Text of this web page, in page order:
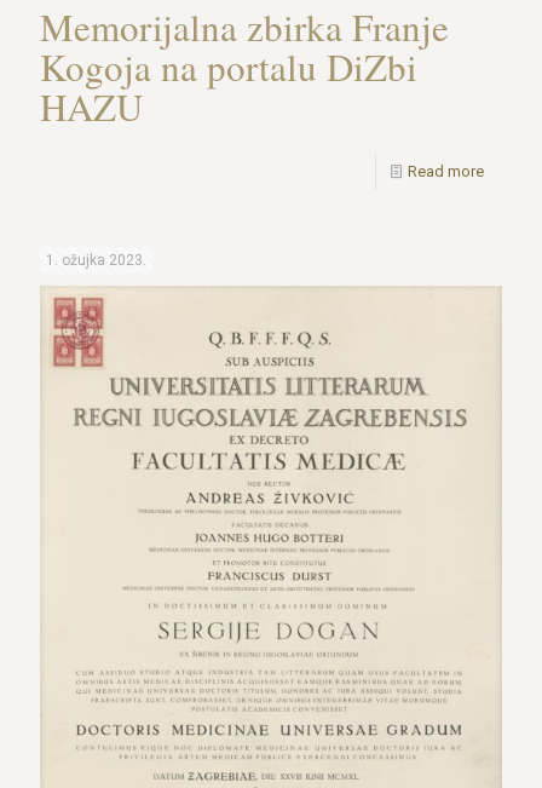
Memorijalna zbirka Franje
Kogoja na portalu DiZbi
HAZU
Read more
1. ožujka 2023.